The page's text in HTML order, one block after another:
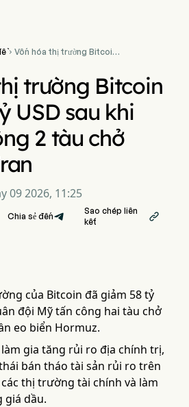
 Vốn hóa thị trường Bitcoin
Irantrường Bitcoin
USD sau khi
2 tàu chở
09 2026, 11:25
Chia sẻ đến
Sao chép liên
kết

của Bitcoin đã giảm 58 tỷ
đội Mỹ tấn công hai tàu chở
eo biển Hormuz.
gia tăng rủi ro địa chính trị,
bán tháo tài sản rủi ro trên
thị trường tài chính và làm
giá dầu.